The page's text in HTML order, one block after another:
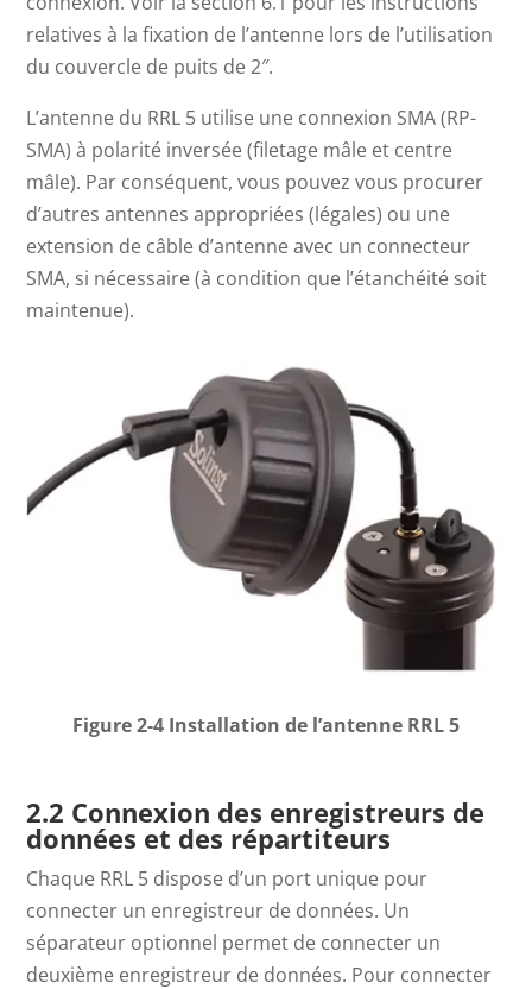
relatives à la fixation de l’antenne lors de l’utilisation
du couvercle de puits de 2″.
L’antenne du RRL 5 utilise une connexion SMA (RP-
SMA) à polarité inversée (filetage mâle et centre
mâle). Par conséquent, vous pouvez vous procurer
d’autres antennes appropriées (légales) ou une
extension de câble d’antenne avec un connecteur
SMA, si nécessaire (à condition que l’étanchéité soit
maintenue).
Figure 2-4 Installation de l’antenne RRL 5
2.2 Connexion des enregistreurs de
données et des répartiteurs
Chaque RRL 5 dispose d’un port unique pour
connecter un enregistreur de données. Un
séparateur optionnel permet de connecter un
deuxième enregistreur de données. Pour connecter